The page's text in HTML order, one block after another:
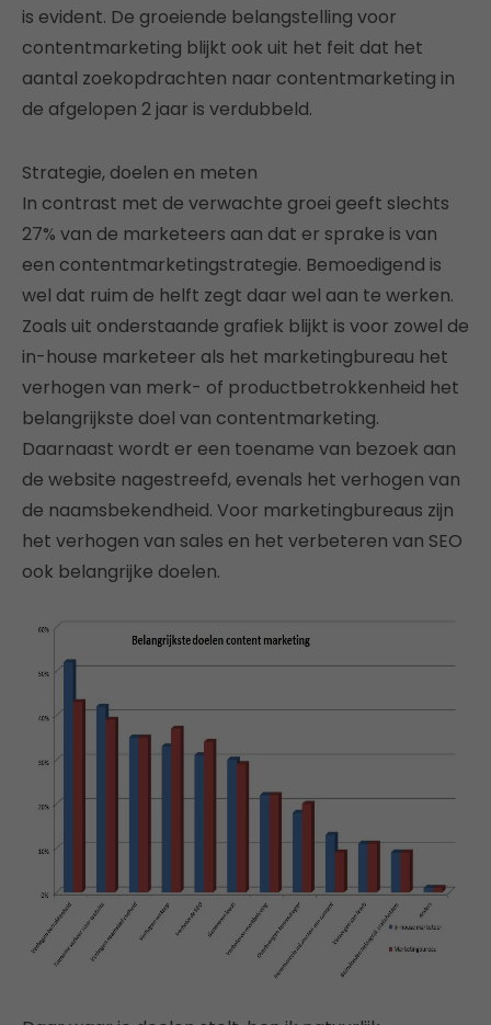
is evident. De groeiende belangstelling voor
contentmarketing blijkt ook uit het feit dat het
aantal zoekopdrachten naar contentmarketing in
de afgelopen 2 jaar is verdubbeld.
Strategie, doelen en meten
In contrast met de verwachte groei geeft slechts
27% van de marketeers aan dat er sprake is van
een contentmarketingstrategie. Bemoedigend is
wel dat ruim de helft zegt daar wel aan te werken.
Zoals uit onderstaande grafiek blijkt is voor zowel de
in-house marketeer als het marketingbureau het
verhogen van merk- of productbetrokkenheid het
belangrijkste doel van contentmarketing.
Daarnaast wordt er een toename van bezoek aan
de website nagestreefd, evenals het verhogen van
de naamsbekendheid. Voor marketingbureaus zijn
het verhogen van sales en het verbeteren van SEO
ook belangrijke doelen.